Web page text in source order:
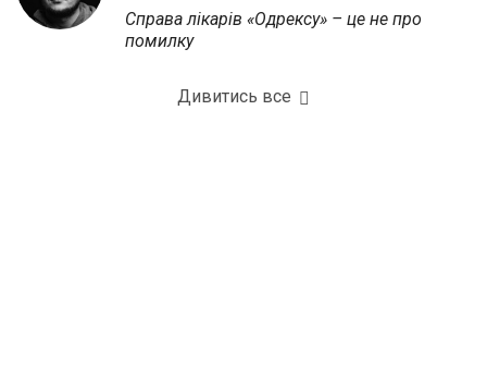
Справа лікарів «Одрексу» – це не про
помилку
Дивитись все